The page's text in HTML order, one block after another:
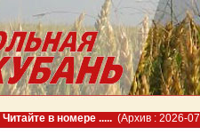
Читайте в номере ..... (Архив : 2026-